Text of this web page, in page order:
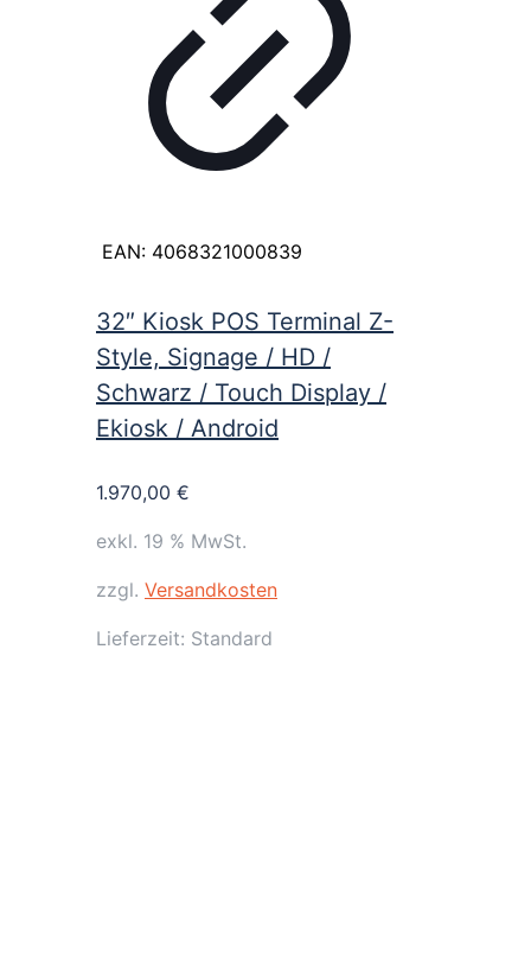
EAN: 4068321000839
32″ Kiosk POS Terminal Z-
Style, Signage / HD /
Schwarz / Touch Display /
Ekiosk / Android
1.970,00 €
exkl. 19 % MwSt.
zzgl. Versandkosten
Lieferzeit: Standard